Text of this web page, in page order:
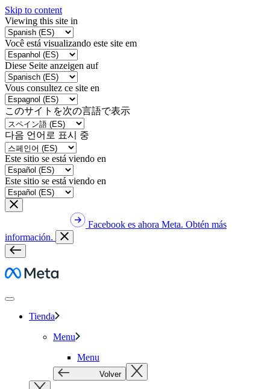
Skip to content
Viewing this site in
Você está visualizando este site em
Diese Seite anzeigen auf
Vous consultez ce site en
このサイトを次の言語で表示
다음 언어로 표시 중
Este sitio se está viendo en
Este sitio se está viendo en
Facebook es ahora Meta. Obtén más
información.
Meta
Tienda
Menu
Menu
Volver